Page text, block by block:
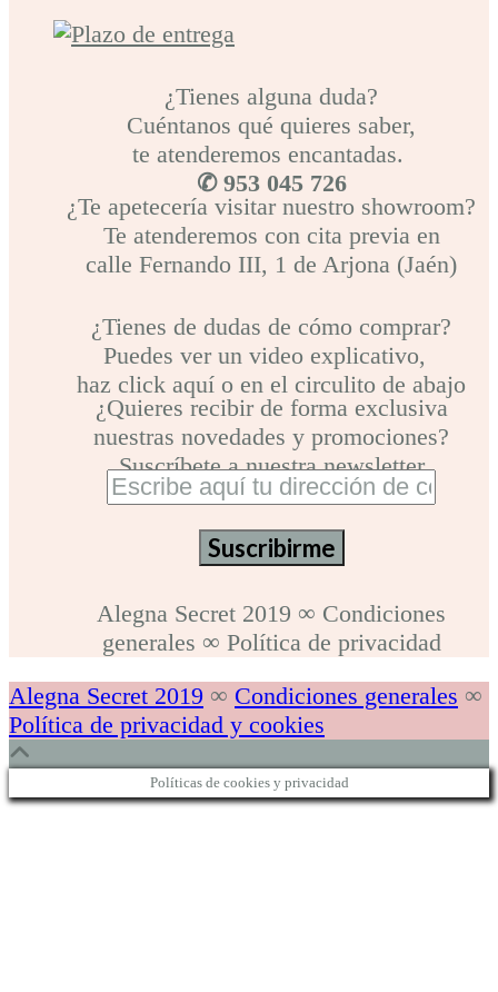
¿Tienes alguna duda?
Cuéntanos qué quieres saber,
te atenderemos encantadas.
✆ 953 045 726
¿Te apetecería visitar nuestro showroom?
Te atenderemos con cita previa en
calle Fernando III, 1 de Arjona (Jaén)
¿Tienes de dudas de cómo comprar?
Puedes ver un video explicativo,
haz click aquí o en el circulito de abajo
¿Quieres recibir de forma exclusiva
nuestras novedades y promociones?
Suscríbete a nuestra newsletter
Alegna Secret 2019 ∞ Condiciones
generales ∞ Política de privacidad
Alegna Secret 2019 ∞ Condiciones generales ∞
Política de privacidad y cookies
Políticas de cookies y privacidad